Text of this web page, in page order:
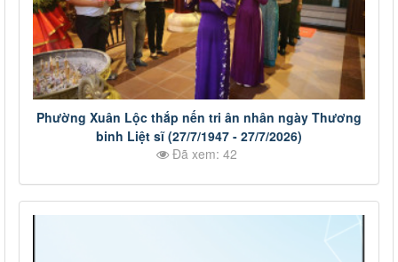
Phường Xuân Lộc thắp nến tri ân nhân ngày Thương
binh Liệt sĩ (27/7/1947 - 27/7/2026)
Đã xem: 42